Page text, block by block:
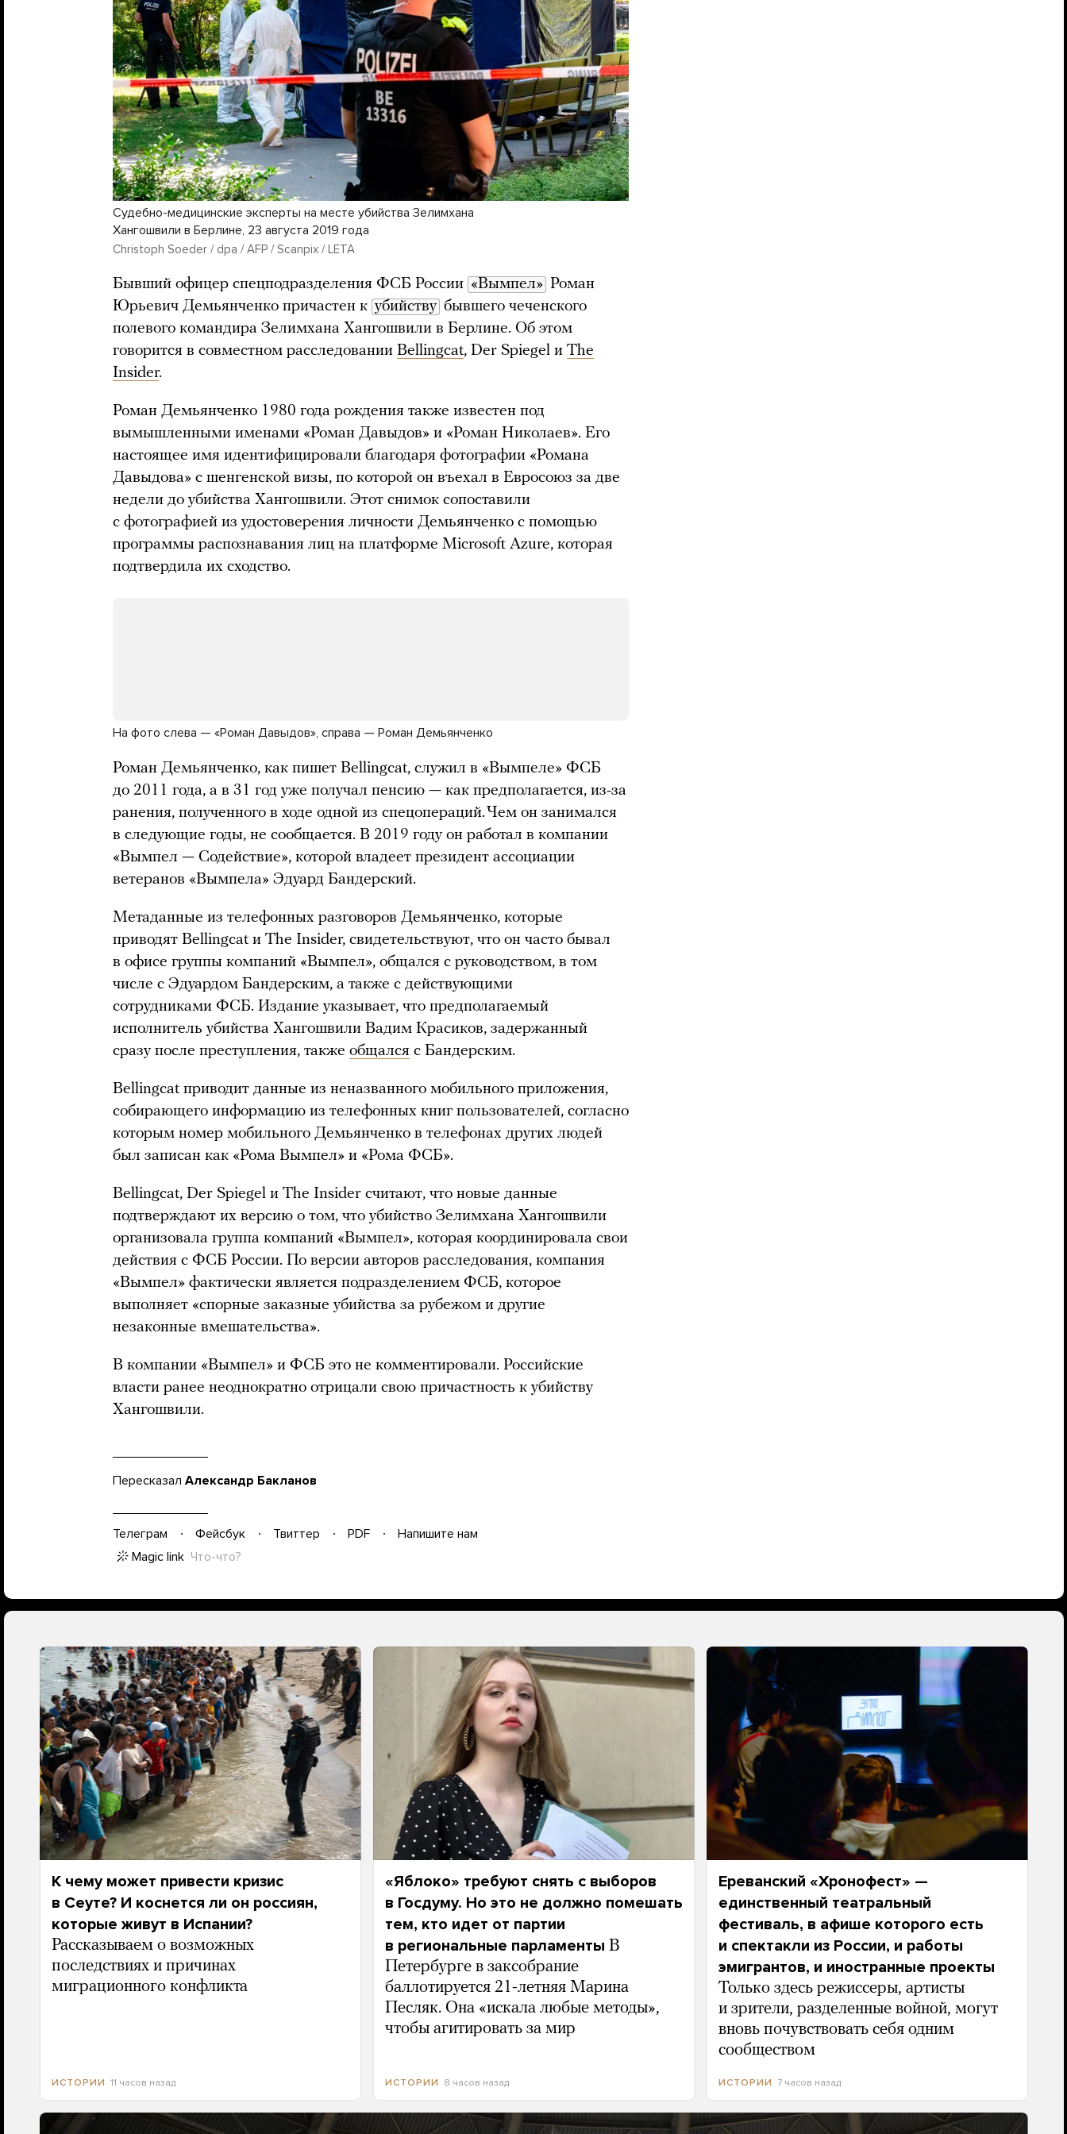
Судебно-медицинские эксперты на месте убийства Зелимхана
Хангошвили в Берлине, 23 августа 2019 года
Christoph Soeder / dpa / AFP / Scanpix / LETA
Бывший офицер спецподразделения ФСБ России «Вымпел» Роман
Юрьевич Демьянченко причастен к убийству бывшего чеченского
полевого командира Зелимхана Хангошвили в Берлине. Об этом
говорится в совместном расследовании Bellingcat, Der Spiegel и The
Insider.
Роман Демьянченко 1980 года рождения также известен под
вымышленными именами «Роман Давыдов» и «Роман Николаев». Его
настоящее имя идентифицировали благодаря фотографии «Романа
Давыдова» с шенгенской визы, по которой он въехал в Евросоюз за две
недели до убийства Хангошвили. Этот снимок сопоставили
с фотографией из удостоверения личности Демьянченко с помощью
программы распознавания лиц на платформе Microsoft Azure, которая
подтвердила их сходство.
На фото слева — «Роман Давыдов», справа — Роман Демьянченко
Роман Демьянченко, как пишет Bellingcat, служил в «Вымпеле» ФСБ
до 2011 года, а в 31 год уже получал пенсию — как предполагается, из-за
ранения, полученного в ходе одной из спецопераций. Чем он занимался
в следующие годы, не сообщается. В 2019 году он работал в компании
«Вымпел — Содействие», которой владеет президент ассоциации
ветеранов «Вымпела» Эдуард Бандерский.
Метаданные из телефонных разговоров Демьянченко, которые
приводят Bellingcat и The Insider, свидетельствуют, что он часто бывал
в офисе группы компаний «Вымпел», общался с руководством, в том
числе с Эдуардом Бандерским, а также с действующими
сотрудниками ФСБ. Издание указывает, что предполагаемый
исполнитель убийства Хангошвили Вадим Красиков, задержанный
сразу после преступления, также общался с Бандерским.
Bellingcat приводит данные из неназванного мобильного приложения,
собирающего информацию из телефонных книг пользователей, согласно
которым номер мобильного Демьянченко в телефонах других людей
был записан как «Рома Вымпел» и «Рома ФСБ».
Bellingcat, Der Spiegel и The Insider считают, что новые данные
подтверждают их версию о том, что убийство Зелимхана Хангошвили
организовала группа компаний «Вымпел», которая координировала свои
действия с ФСБ России. По версии авторов расследования, компания
«Вымпел» фактически является подразделением ФСБ, которое
выполняет «спорные заказные убийства за рубежом и другие
незаконные вмешательства».
В компании «Вымпел» и ФСБ это не комментировали. Российские
власти ранее неоднократно отрицали свою причастность к убийству
Хангошвили.
Пересказал Александр Бакланов
Телеграм Фейсбук Твиттер PDF
Напишите нам
Magic link Что-что?
К чему может привести кризис
в Сеуте? И коснется ли он россиян,
которые живут в Испании?
Рассказываем о возможных
последствиях и причинах
миграционного конфликта
ИСТОРИИ 11 часов назад
«Яблоко» требуют снять с выборов
в Госдуму. Но это не должно помешать
тем, кто идет от партии
в региональные парламенты В
Петербурге в заксобрание
баллотируется 21-летняя Марина
Песляк. Она «искала любые методы»,
чтобы агитировать за мир
ИСТОРИИ 8 часов назад
Ереванский «Хронофест» —
единственный театральный
фестиваль, в афише которого есть
и спектакли из России, и работы
эмигрантов, и иностранные проекты
Только здесь режиссеры, артисты
и зрители, разделенные войной, могут
вновь почувствовать себя одним
сообществом
ИСТОРИИ 7 часов назад